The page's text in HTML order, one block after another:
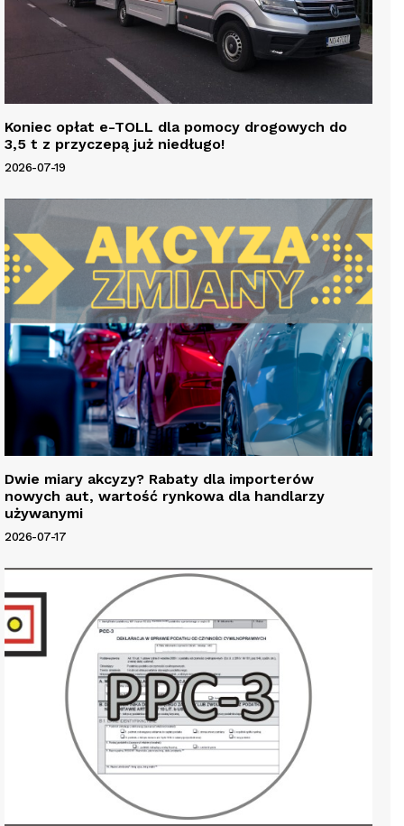
Koniec opłat e-TOLL dla pomocy drogowych do
3,5 t z przyczepą już niedługo!
2026-07-19
Dwie miary akcyzy? Rabaty dla importerów
nowych aut, wartość rynkowa dla handlarzy
używanymi
2026-07-17